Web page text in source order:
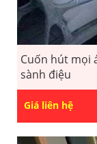
Cuốn hút mọi
sành điệu
Giá liên hệ